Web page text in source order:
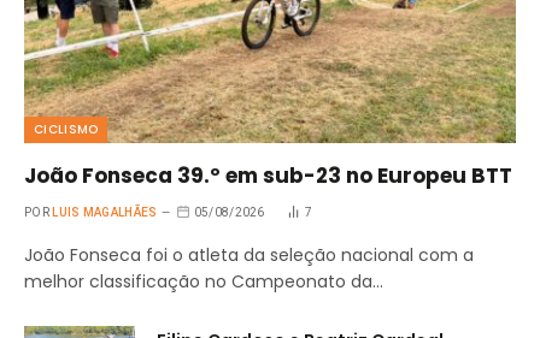
CICLISMO
João Fonseca 39.º em sub-23 no Europeu BTT
POR LUIS MAGALHÃES 05/08/2026 7
João Fonseca foi o atleta da seleção nacional com a
melhor classificação no Campeonato da…